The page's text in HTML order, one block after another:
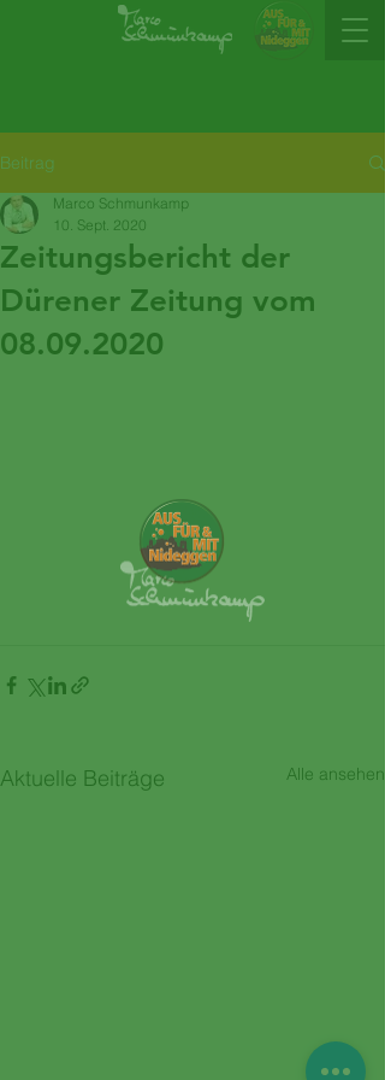
Beitrag
Zeitungsbericht der
Dürener Zeitung vom
08.09.2020
Marco Schmunkamp
10. Sept. 2020
Aktuelle Beiträge Alle ansehen